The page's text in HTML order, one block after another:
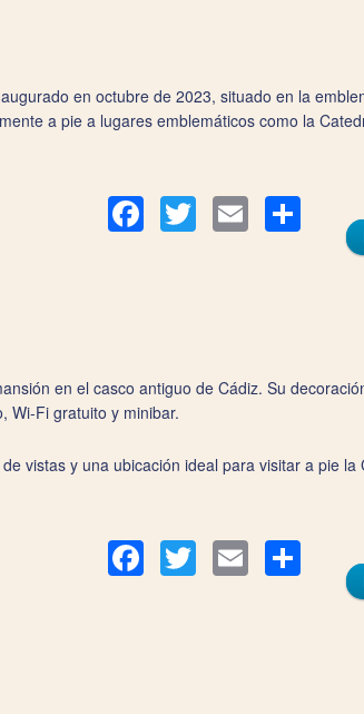
en octubre de 2023, situado en la
a pie a lugares emblemáticos como la
FacebookTwitter Email
en el casco antiguo de Cádiz. Su
Wi-Fi gratuito y minibar.
vistas y una ubicación ideal para visitar a pie la
FacebookTwitter Email